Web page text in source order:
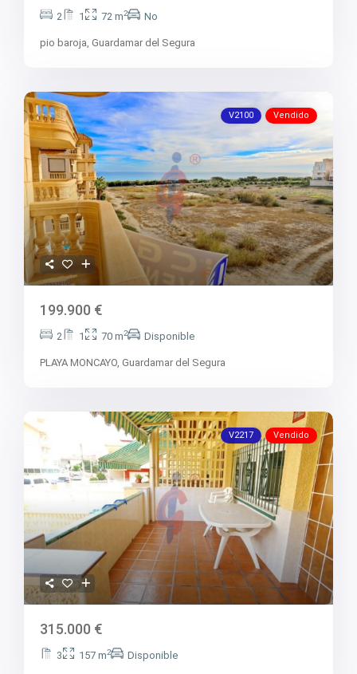
2 1 72 m2 No
pio baroja,Guardamar del Segura
V2100 Vendido
199.900 €
2 1 70 m2 Disponible
PLAYA MONCAYO,Guardamar del Segura
V2217 Vendido
315.000 €
3 157 m2 Disponible